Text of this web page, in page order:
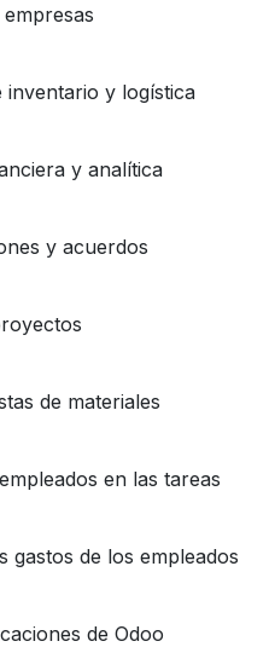
inventario y logística
y analítica
y acuerdos
de materiales
en las tareas
gastos de los empleados
de Odoo